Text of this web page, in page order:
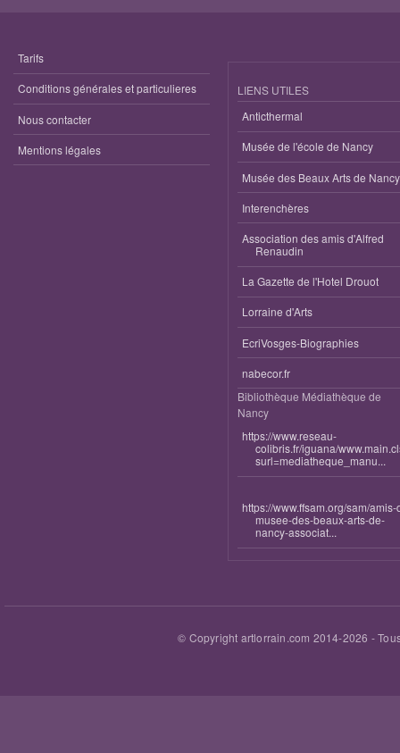
Tarifs
Conditions générales et particulieres
Nous contacter
Mentions légales
LIENS UTILES
Anticthermal
Musée de l'école de Nancy
Musée des Beaux Arts de Nancy
Interenchères
Association des amis d'Alfred
Renaudin
La Gazette de l'Hotel Drouot
Lorraine d'Arts
EcriVosges-Biographies
nabecor.fr
Bibliothèque Médiathèque de
Nancy
https://www.reseau-
colibris.fr/iguana/
surl=mediatheque_manu...
https://www.ffsam.org/sam/amis-
musee-des-beaux-arts-de-
nancy-associat...
© Copyright artlorrain.com 2014-2026 -